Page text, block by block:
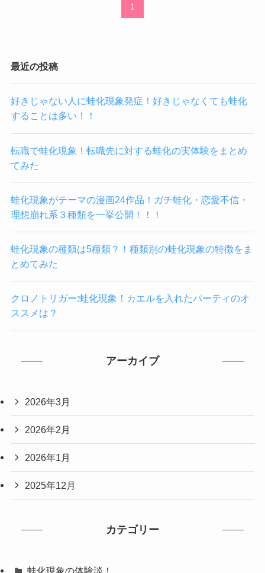
1
最近の投稿
好きじゃない人に蛙化現象発症！好きじゃなくても蛙化
することは多い！！
転職で蛙化現象！転職先に対する蛙化の実体験をまとめ
てみた
蛙化現象がテーマの漫画24作品！ガチ蛙化・恋愛不信・
理想崩れ系３種類を一挙公開！！！
蛙化現象の種類は5種類？！種類別の蛙化現象の特徴をま
とめてみた
クロノトリガー:蛙化現象！カエルを入れたパーティのオ
ススメは？
アーカイブ
2026年3月
2026年2月
2026年1月
2025年12月
カテゴリー
蛙化現象の体験談！